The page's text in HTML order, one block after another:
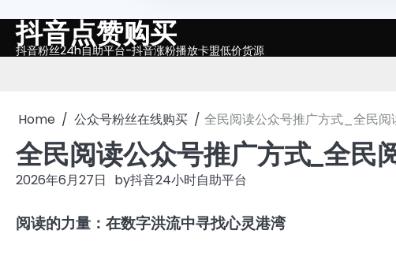
Skip抖音点赞购买
抖音粉丝24h自助平台-抖音涨粉播放卡盟低价货源
Home 公众号粉丝在线购买 全民阅读公众号推广方式_全民阅
全民阅读公众号推广方式_全民
2026年6月27日 by抖音24小时自助平台
阅读的力量：在数字洪流中寻找心灵港湾